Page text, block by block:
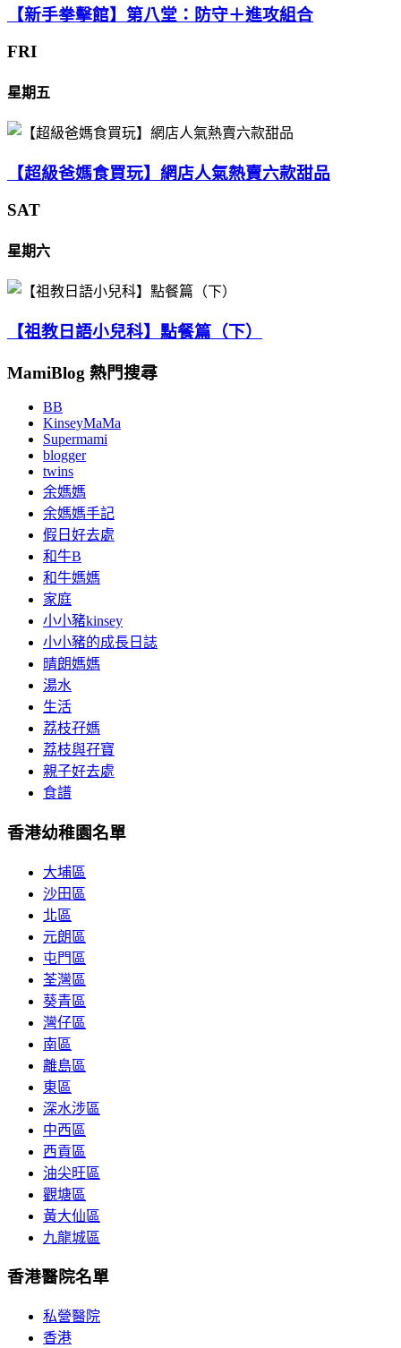
【新手拳擊館】第八堂：防守＋進攻組合
FRI
星期五
【超級爸媽食買玩】網店人氣熱賣六款甜品
SAT
星期六
【祖教日語小兒科】點餐篇（下）
MamiBlog 熱門搜尋
BB
KinseyMaMa
Supermami
blogger
twins
余媽媽
余媽媽手記
假日好去處
和牛B
和牛媽媽
家庭
小小豬kinsey
小小豬的成長日誌
晴朗媽媽
湯水
生活
荔枝孖媽
荔枝與孖寶
親子好去處
食譜
香港幼稚園名單
大埔區
沙田區
北區
元朗區
屯門區
荃灣區
葵青區
灣仔區
南區
離島區
東區
深水涉區
中西區
西貢區
油尖旺區
觀塘區
黃大仙區
九龍城區
香港醫院名單
私營醫院
香港